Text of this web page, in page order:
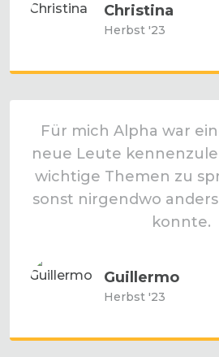
Christina
Herbst '23
Für mich Alpha war
neue Leute
wichtige Themen zu
sonst nirgendwo
konnte.
Guillermo
Herbst '23